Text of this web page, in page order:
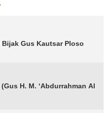
Gus Kautsar Ploso
H. M. ‘Abdurrahman Al